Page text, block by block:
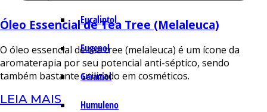
Eucaliptol
Eugenol
Geraniol
Humuleno
Óleo Essencial de Tea Tree (Melaleuca)
O óleo essencial de tea tree (melaleuca) é um ícone da
aromaterapia por seu potencial anti-séptico, sendo
também bastante utilizado em cosméticos.
LEIA MAIS